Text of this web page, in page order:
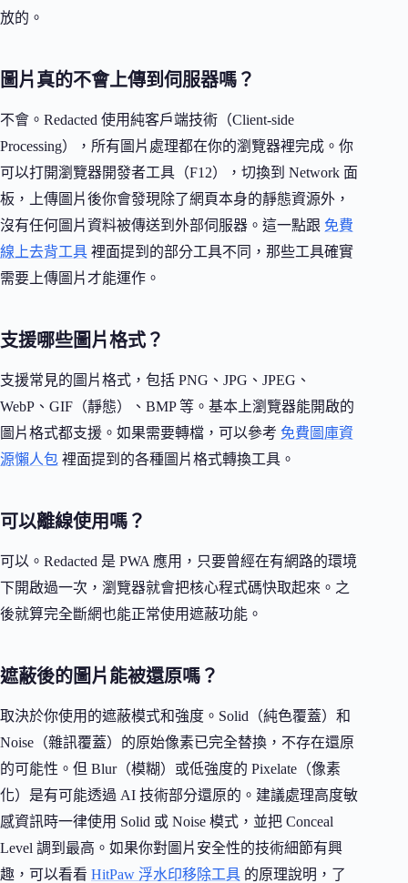
放的。
圖片真的不會上傳到伺服器嗎？
不會。Redacted 使用純客戶端技術（Client-side
Processing），所有圖片處理都在你的瀏覽器裡完成。你
可以打開瀏覽器開發者工具（F12），切換到 Network 面
板，上傳圖片後你會發現除了網頁本身的靜態資源外，
沒有任何圖片資料被傳送到外部伺服器。這一點跟 免費
線上去背工具 裡面提到的部分工具不同，那些工具確實
需要上傳圖片才能運作。
支援哪些圖片格式？
支援常見的圖片格式，包括 PNG、JPG、JPEG、
WebP、GIF（靜態）、BMP 等。基本上瀏覽器能開啟的
圖片格式都支援。如果需要轉檔，可以參考 免費圖庫資
源懶人包 裡面提到的各種圖片格式轉換工具。
可以離線使用嗎？
可以。Redacted 是 PWA 應用，只要曾經在有網路的環境
下開啟過一次，瀏覽器就會把核心程式碼快取起來。之
後就算完全斷網也能正常使用遮蔽功能。
遮蔽後的圖片能被還原嗎？
取決於你使用的遮蔽模式和強度。Solid（純色覆蓋）和
Noise（雜訊覆蓋）的原始像素已完全替換，不存在還原
的可能性。但 Blur（模糊）或低強度的 Pixelate（像素
化）是有可能透過 AI 技術部分還原的。建議處理高度敏
感資訊時一律使用 Solid 或 Noise 模式，並把 Conceal
Level 調到最高。如果你對圖片安全性的技術細節有興
趣，可以看看 HitPaw 浮水印移除工具 的原理說明，了